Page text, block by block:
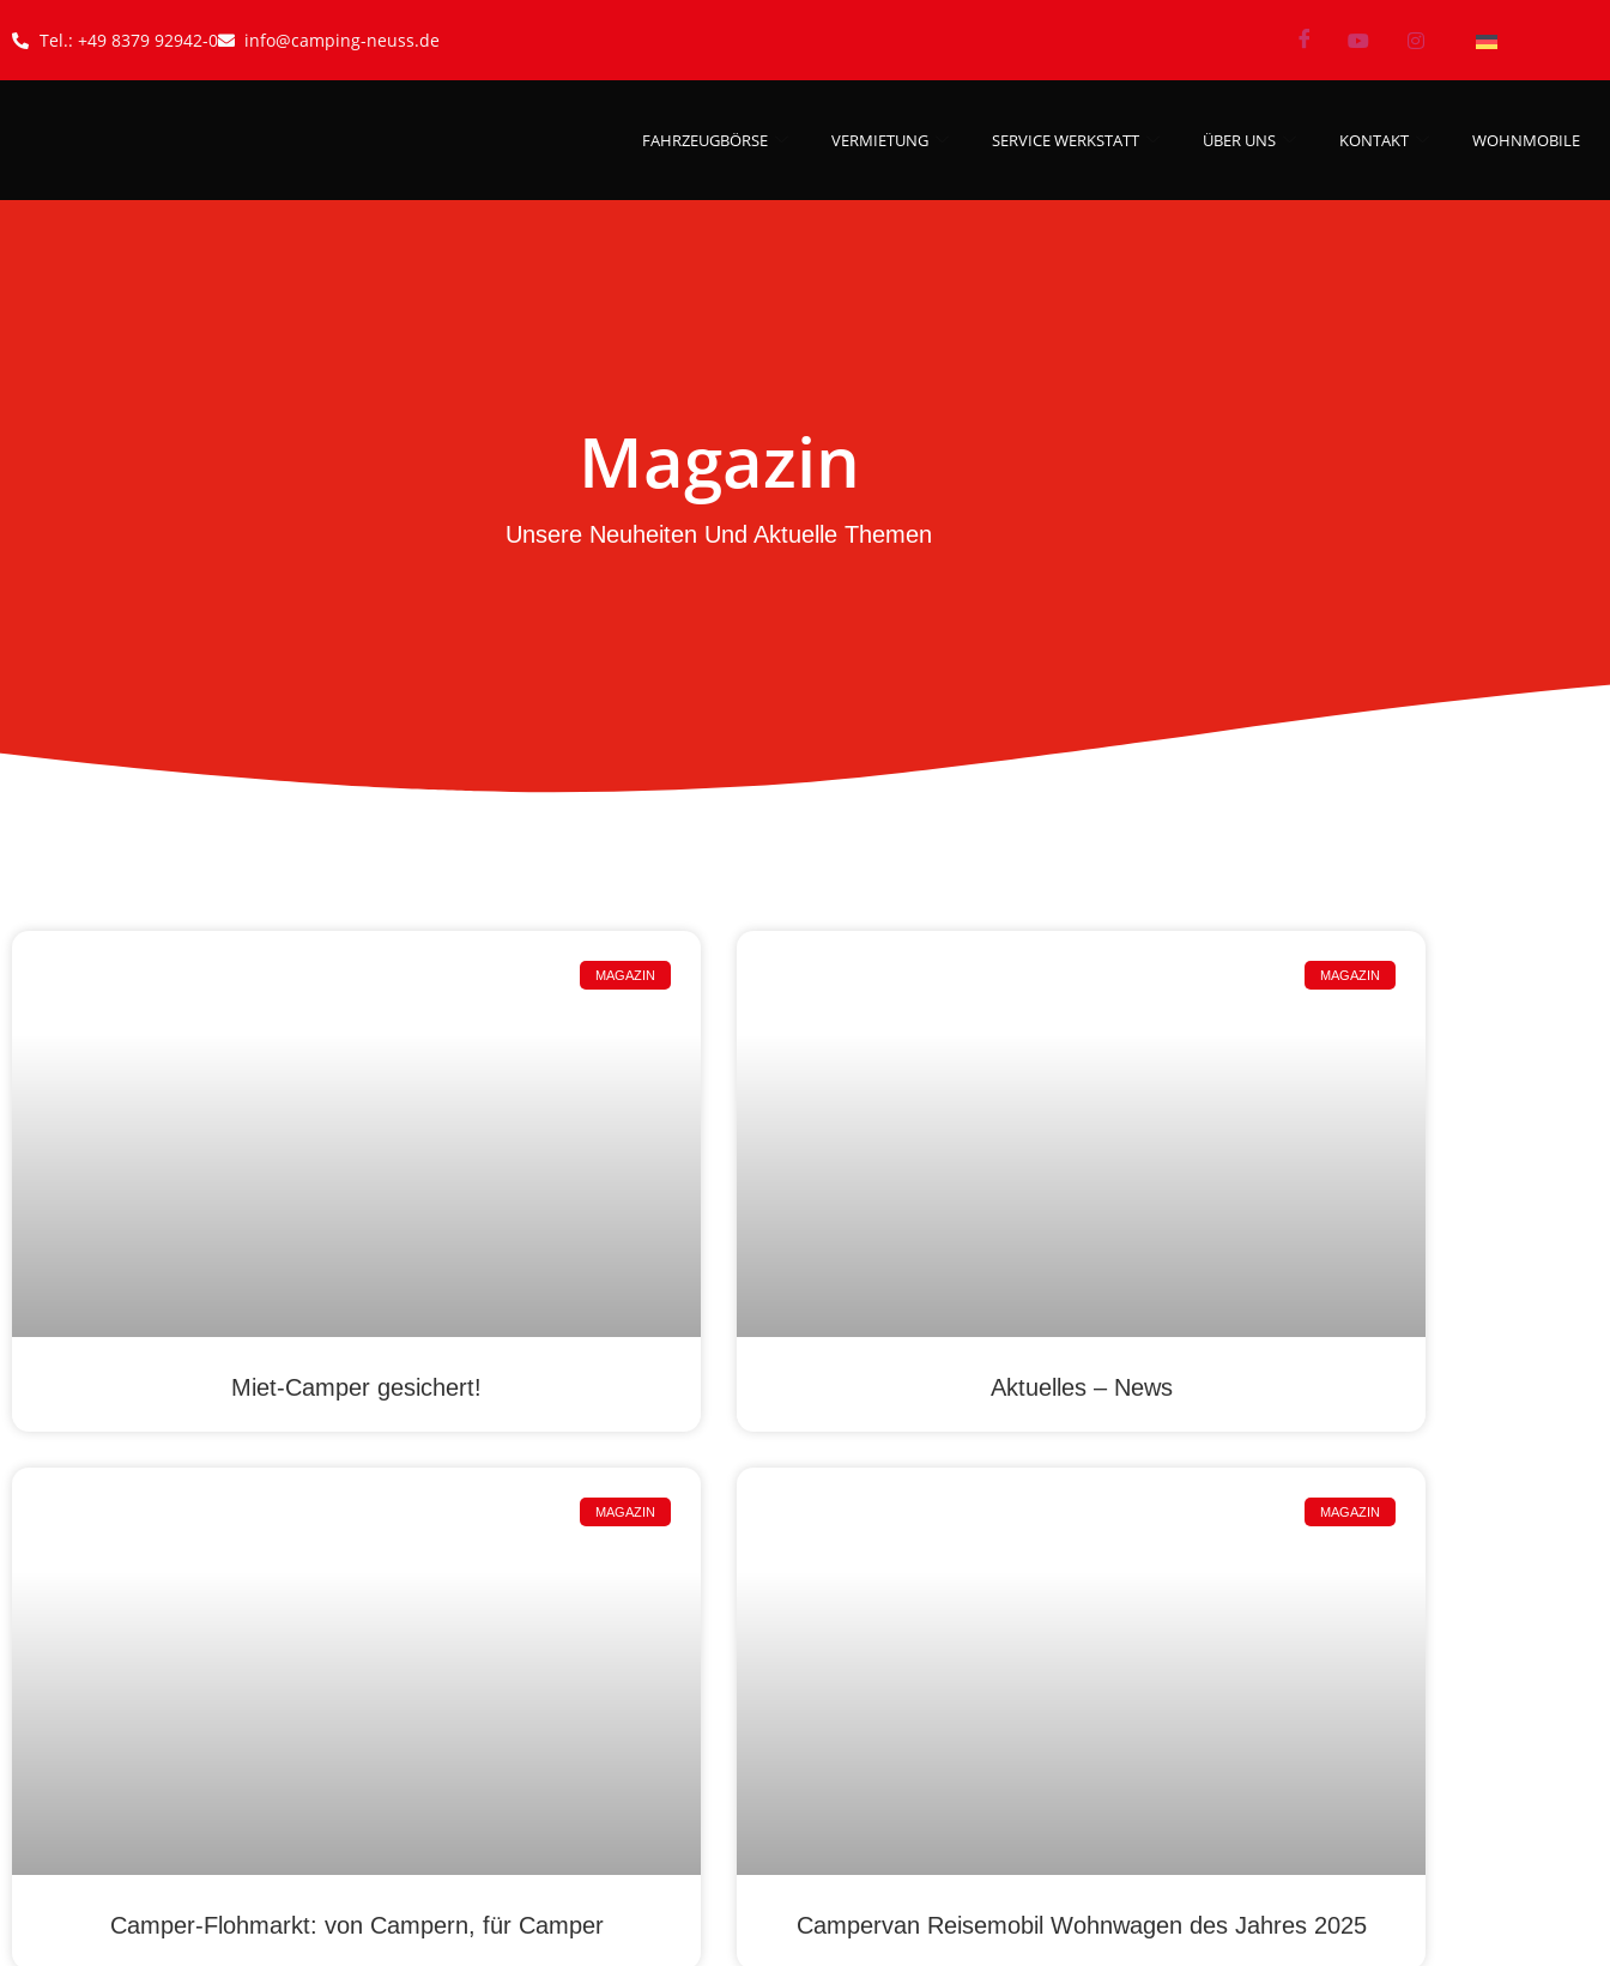
Tel.: +49 8379 92942-0 info@camping-neuss.de
FAHRZEUGBÖRSE VERMIETUNG SERVICE WERKSTATT ÜBER UNS KONTAKT WOHNMOBILE
Magazin
Unsere Neuheiten Und Aktuelle Themen
MAGAZIN
Miet-Camper gesichert!
MAGAZIN
Aktuelles – News
MAGAZIN
Camper-Flohmarkt: von Campern, für Camper
MAGAZIN
Campervan Reisemobil Wohnwagen des Jahres 2025